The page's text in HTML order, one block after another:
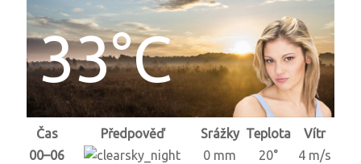
33°C
Čas Předpověď Srážky Teplota
Vítr
00–06
0 mm 20°
4 m/s